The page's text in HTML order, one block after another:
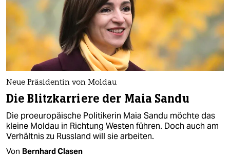
Neue Präsidentin von Moldau
Die Blitzkarriere der Maia Sandu
Die proeuropäische Politikerin Maia Sandu möchte das
kleine Moldau in Richtung Westen führen. Doch auch am
Verhältnis zu Russland will sie arbeiten.
Von Bernhard Clasen